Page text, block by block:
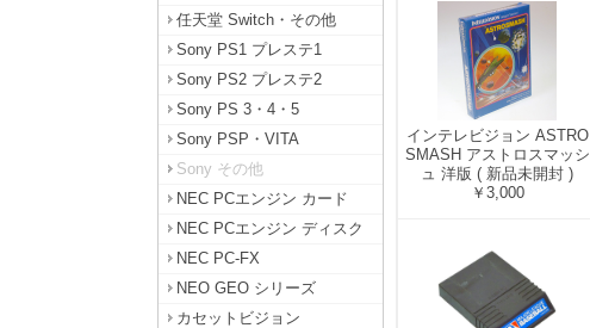
任天堂 Switch・その他
Sony PS1 プレステ1
Sony PS2 プレステ2
Sony PS 3・4・5
Sony PSP・VITA
Sony その他
NEC PCエンジン カード
NEC PCエンジン ディスク
NEC PC-FX
NEO GEO シリーズ
カセットビジョン
インテレビジョン ASTRO
SMASH アストロスマッシ
ュ 洋版 ( 新品未開封 )
￥3,000